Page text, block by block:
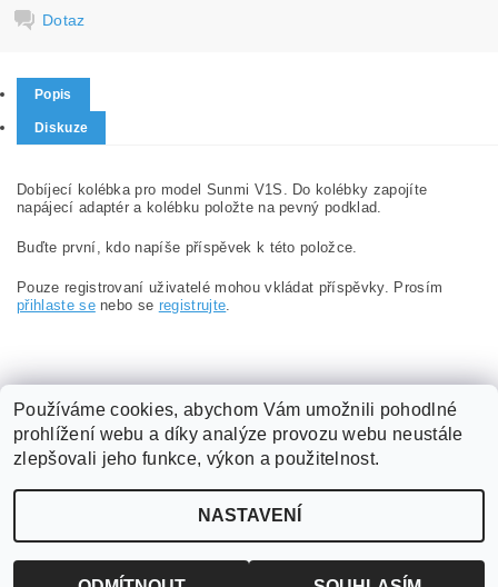
Dotaz
Popis
Diskuze
Dobíjecí kolébka pro model Sunmi V1S. Do kolébky zapojíte
napájecí adaptér a kolébku položte na pevný podklad.
Buďte první, kdo napíše příspěvek k této položce.
Pouze registrovaní uživatelé mohou vkládat příspěvky. Prosím
přihlaste senebo se registrujte.
Obchodní podmínky | Podmínky ochrany osobních údajů
ABX software s.r.o. | Kontakt
2026 ©ABX software s.r.o., všechna práva vyhrazena
Používáme cookies, abychom Vám umožnili pohodlné
prohlížení webu a díky analýze provozu webu neustále
zlepšovali jeho funkce, výkon a použitelnost.
NASTAVENÍ